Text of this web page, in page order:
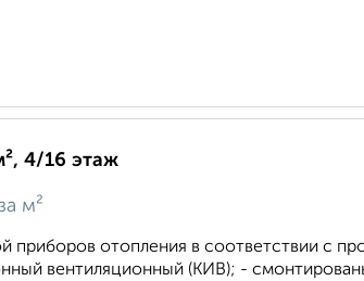
4/16 этаж
м²
приборов отопления в соответствии с
вентиляционный (КИВ); -